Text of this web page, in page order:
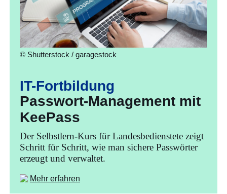
© Shutterstock / garagestock
IT-Fortbildung
Passwort-Management mit
KeePass
Der Selbstlern-Kurs für Landesbedienstete zeigt
Schritt für Schritt, wie man sichere Passwörter
erzeugt und verwaltet.
Mehr erfahren